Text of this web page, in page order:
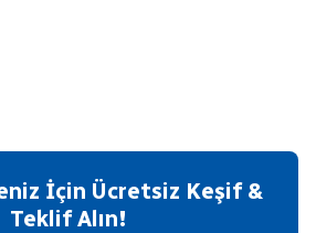
İçin Ücretsiz Keşif &
Teklif Alın!